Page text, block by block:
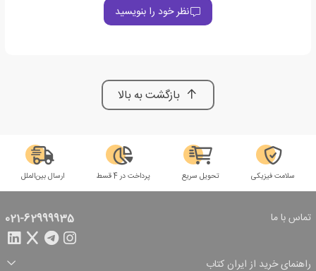
نظر خود را بنویسید
بازگشت به بالا
سلامت فیزیکی تحویل سریع پرداخت در 4 قسط ارسال بین‌الملل
تماس با ما 021-62999935
راهنمای خرید از ایران کتاب